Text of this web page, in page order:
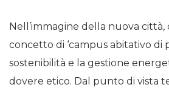
Nell’immagine della nuova città,
concetto di ‘campus abitativo di
sostenibilità e la gestione
dovere etico. Dal punto di vista